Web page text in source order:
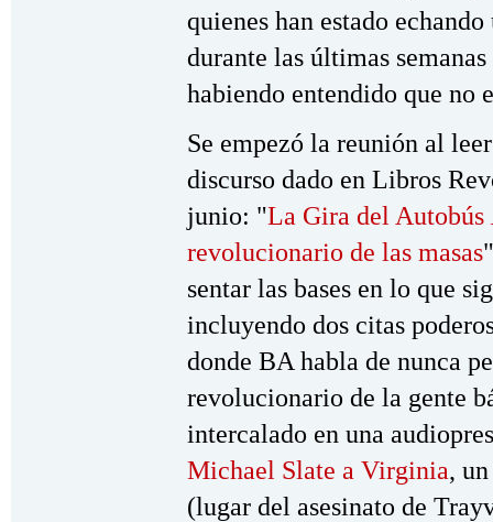
quienes han estado
durante las últimas
habiendo entendido que no
Se empezó la reunión al
discurso dado en Libros
junio: "La Gira del Autobús
revolucionario de las masas
sentar las bases en lo que
incluyendo dos citas
donde BA habla de nunca
revolucionario de la gente
intercalado en una
Michael Slate a Virginia,
(lugar del asesinato de